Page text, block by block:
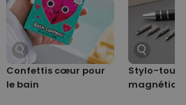
Confettis cœur pour
le bain
Stylo-